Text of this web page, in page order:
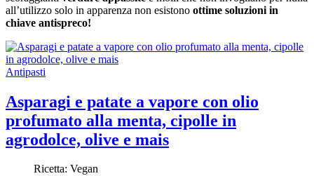
all’utilizzo solo in apparenza non esistono ottime soluzioni in
chiave antispreco!
Antipasti
Asparagi e patate a vapore con olio
profumato alla menta, cipolle in
agrodolce, olive e mais
Ricetta: Vegan